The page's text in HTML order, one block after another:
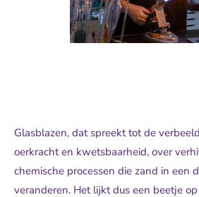
Glasblazen, dat spreekt tot de
oerkracht en kwetsbaarheid, over
chemische processen die zand in een
veranderen. Het lijkt dus een beetje